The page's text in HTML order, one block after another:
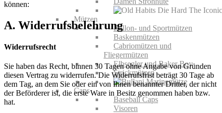
Mützen
Ballon- und Sportmützen
Baskenmützen
Cabriomützen und
Fliegermützen
Elbsegler und Baker Boy
Strickmützen
Caps
Baseball Caps
Visoren
können:
A. Widerrufsbelehrung
Widerrufsrecht
Sie haben das Recht, binnen 30 Tagen ohne Angabe von Gründen
diesen Vertrag zu widerrufen. Die Widerrufsfrist beträgt 30 Tage ab
dem Tag, an dem Sie oder ein von Ihnen benannter Dritter, der nicht
der Beförderer ist, die erste Ware in Besitz genommen haben bzw.
hat.